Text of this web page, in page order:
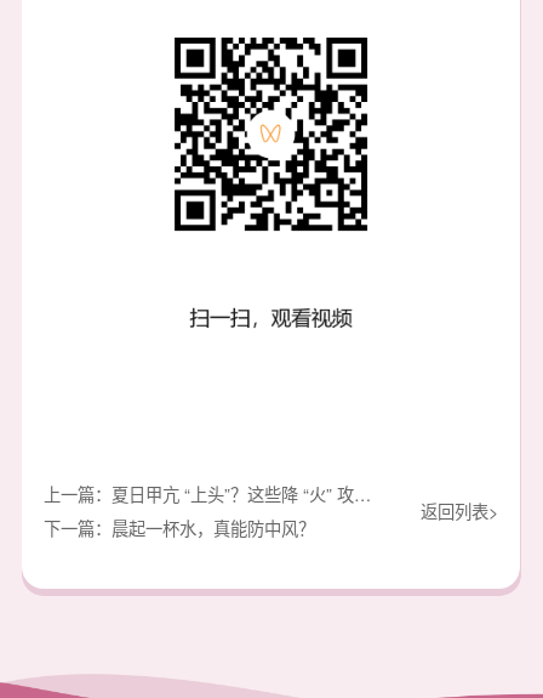
上一篇：夏日甲亢 “上头”？这些降 “火” 攻略别错过
下一篇：晨起一杯水，真能防中风？
返回列表>